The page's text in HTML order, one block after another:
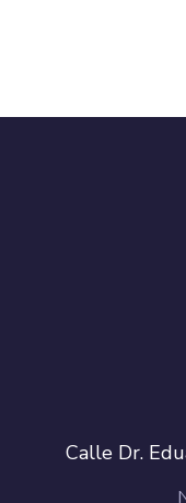
Calle Dr.